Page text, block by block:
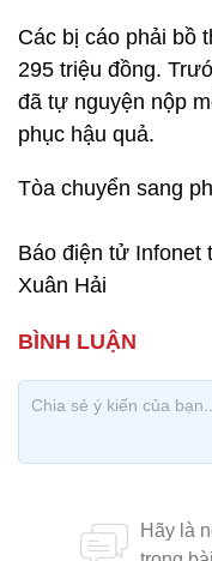
Các bị cáo phải bồ
295 triệu đồng.
đã tự nguyện nộp
phục hậu quả.
Tòa chuyển sang
Báo điện tử Infonet
Xuân Hải